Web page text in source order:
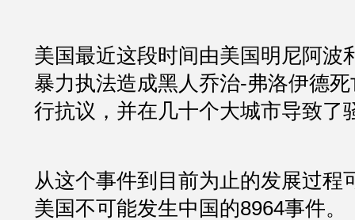
美国最近这段时间由美国明尼阿波
暴力执法造成黑人乔治-弗洛伊德
行抗议，并在几十个大城市导致了
从这个事件到目前为止的发展过程
美国不可能发生中国的8964事件。